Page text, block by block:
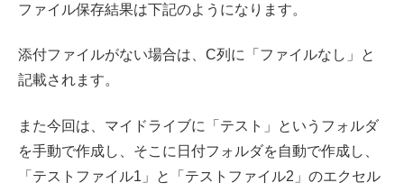
ファイル保存結果は下記のようになります。
添付ファイルがない場合は、C列に「ファイルなし」と
記載されます。
また今回は、マイドライブに「テスト」というフォルダ
を手動で作成し、そこに日付フォルダを自動で作成し、
「テストファイル1」と「テストファイル2」のエクセル